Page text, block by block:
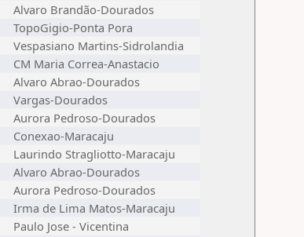
Alvaro Brandão-Dourados
TopoGigio-Ponta Pora
Vespasiano Martins-Sidrolandia
CM Maria Correa-Anastacio
Alvaro Abrao-Dourados
Vargas-Dourados
Aurora Pedroso-Dourados
Conexao-Maracaju
Laurindo Stragliotto-Maracaju
Alvaro Abrao-Dourados
Aurora Pedroso-Dourados
Irma de Lima Matos-Maracaju
Paulo Jose - Vicentina